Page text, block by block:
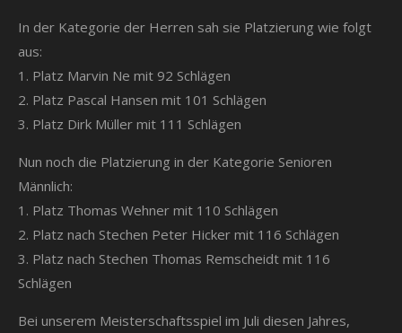
In der Kategorie der Herren sah sie Platzierung wie folgt
aus:
1. Platz Marvin Ne mit 92 Schlägen
2. Platz Pascal Hansen mit 101 Schlägen
3. Platz Dirk Müller mit 111 Schlägen
Nun noch die Platzierung in der Kategorie Senioren
Männlich:
1. Platz Thomas Wehner mit 110 Schlägen
2. Platz nach Stechen Peter Hicker mit 116 Schlägen
3. Platz nach Stechen Thomas Remscheidt mit 116
Schlägen
Bei unserem Meisterschaftsspiel im Juli diesen Jahres,